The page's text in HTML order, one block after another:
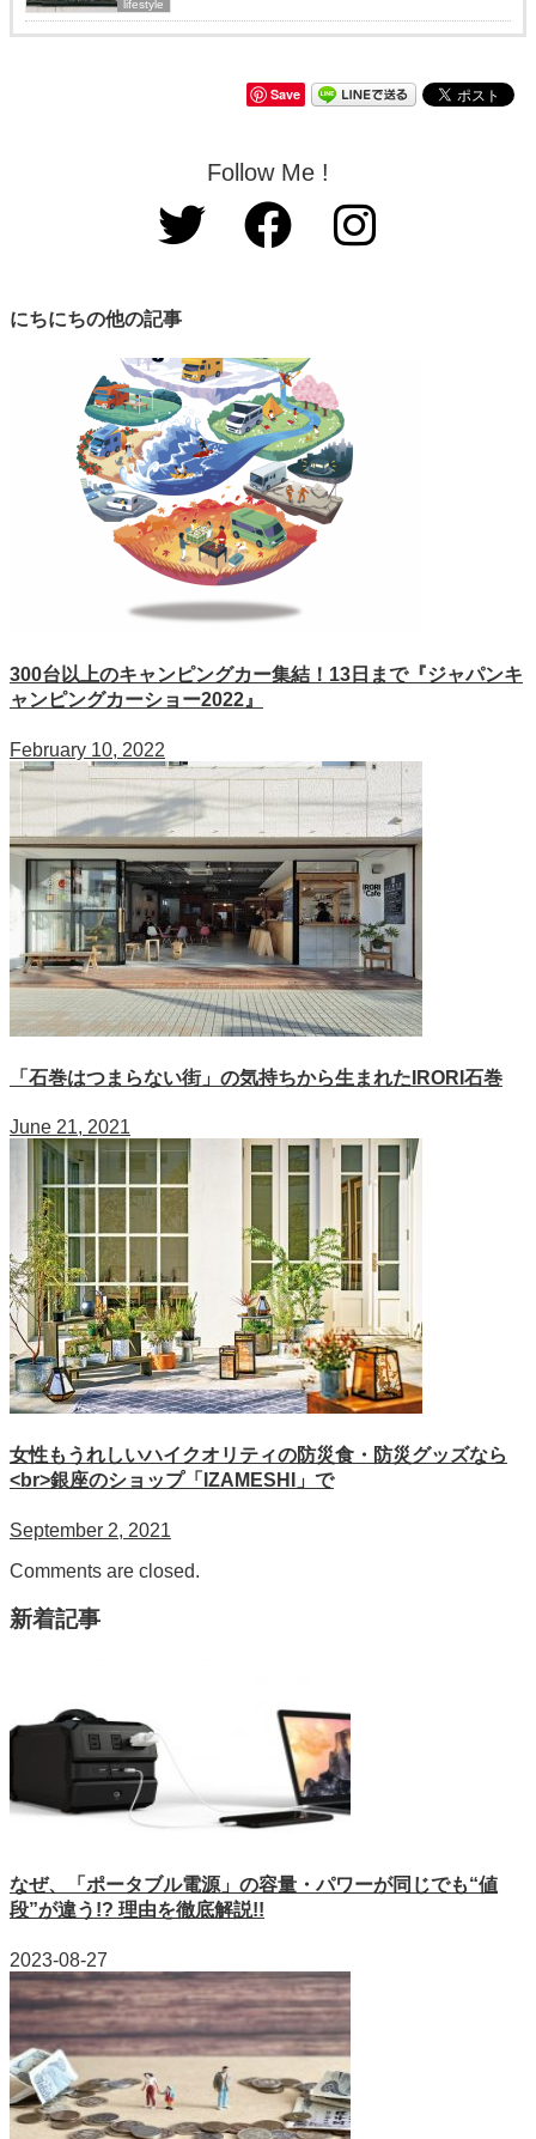
lifestyle
Save
Follow Me !
にちにちの他の記事
300台以上のキャンピングカー集結！13日まで『ジャパンキ
ャンピングカーショー2022』
February 10, 2022
「石巻はつまらない街」の気持ちから生まれたIRORI石巻
June 21, 2021
女性もうれしいハイクオリティの防災食・防災グッズなら
<br>銀座のショップ「IZAMESHI」で
September 2, 2021
Comments are closed.
新着記事
なぜ、「ポータブル電源」の容量・パワーが同じでも“値
段”が違う!? 理由を徹底解説!!
2023-08-27